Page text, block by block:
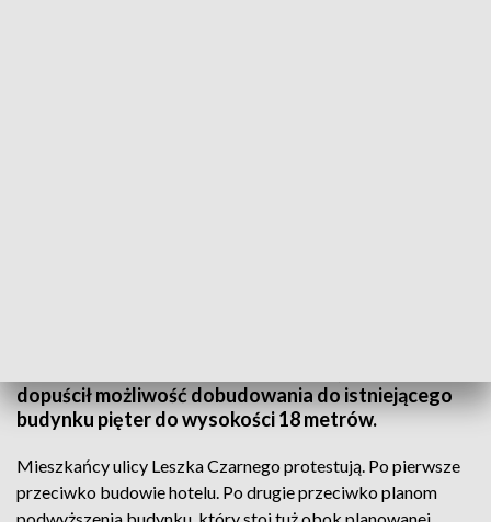
dopuścił możliwość dobudowania do istniejącego
budynku pięter do wysokości 18 metrów.
Mieszkańcy ulicy Leszka Czarnego protestują. Po pierwsze
przeciwko budowie hotelu. Po drugie przeciwko planom